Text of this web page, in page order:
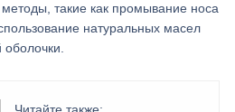
такие как промывание носа
натуральных масел